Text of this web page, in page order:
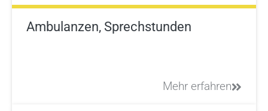
Ambulanzen, Sprechstunden
Mehr erfahren